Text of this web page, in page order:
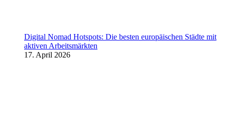
Digital Nomad Hotspots: Die besten europäischen Städte mit
aktiven Arbeitsmärkten
17. April 2026